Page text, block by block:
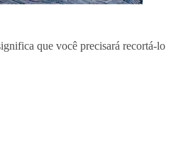
que você precisará recortá-lo